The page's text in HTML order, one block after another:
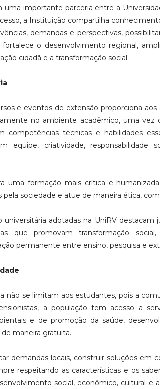
uma importante parceria entre a
a Instituição compartilha
demandas e perspectivas,
fortalece o desenvolvimento regional,
cidadã e a transformação social.
e eventos de extensão proporciona
no ambiente acadêmico, uma vez
competências técnicas e habilidades
equipe, criatividade, responsabilidade
uma formação mais crítica e
sociedade e atue de maneira ética,
universitária adotadas na UniRV
que promovam transformação
permanente entre ensino, pesquisa e
não se limitam aos estudantes, pois a
a população tem acesso a
e de promoção da saúde,
maneira gratuita.
demandas locais, construir soluções em
respeitando as características e os
social, econômico, cultural e